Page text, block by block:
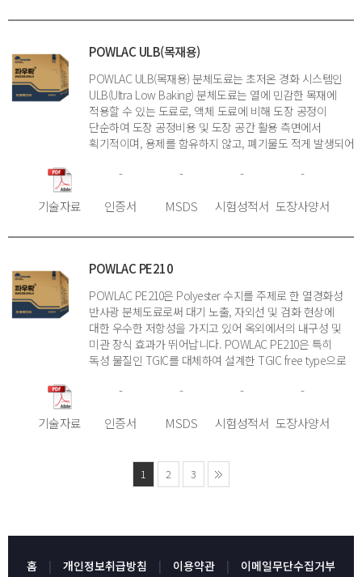
POWLAC ULB(목재용)
POWLAC ULB(목재용) 분체도료는 초저온 경화 시스템인
ULB(Ultra Low Baking) 분체도료는 열에 민감한 목재에
적용할 수 있는 도료로, 액체 도료에 비해 도장 공정이
단순하여 도장 공정비용 및 도장 공간 활용 측면에서
획기적이며, 용제를 함유하지 않고, 폐기물도 적게 발생되어
도료입니다.
기술자료
-
인증서
-
MSDS
-
시험성적서
-
도장사양서
POWLAC PE210
POWLAC PE210은 Polyester 수지를 주제로 한 열경화성
반사광 분체도료로써 대기 노출, 자외선 및 검화 현상에
대한 우수한 저항성을 가지고 있어 옥외에서의 내구성 및
미관 장식 효과가 뛰어납니다. POWLAC PE210은 특히
독성 물질인 TGIC를 대체하여 설계한 TGIC free type으로
기술자료
-
인증서
-
MSDS
-
시험성적서
-
도장사양서
1 2 3
홈 개인정보취급방침 이용약관 이메일무단수집거부